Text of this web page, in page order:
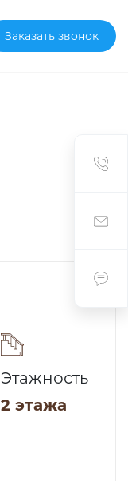
Заказать звонок
Этажность
2 этажа